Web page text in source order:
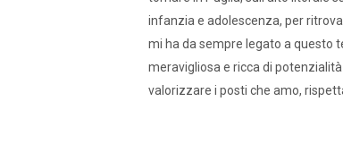
infanzia e adolescenza, per
mi ha da sempre legato a questo
meravigliosa e ricca di
valorizzare i posti che amo,